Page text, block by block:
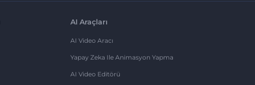
AI Araçları
AI Video Aracı
Yapay Zeka Ile Animasyon Yapma
AI Video Editörü